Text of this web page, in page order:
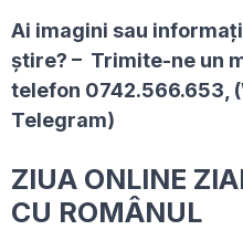
Ai imagini sau
ştire? – Trimite-ne un
telefon 0742.566.653,
Telegram)
ZIUA ONLINE
CU ROMÂNUL